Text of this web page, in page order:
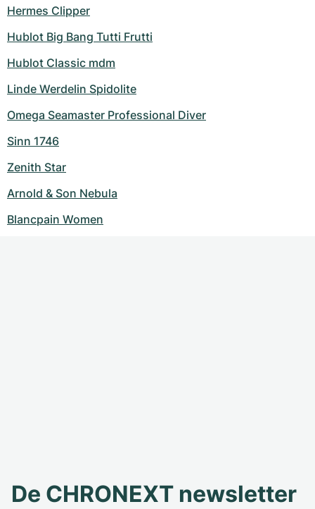
Hermes Clipper
Hublot Big Bang Tutti Frutti
Hublot Classic mdm
Linde Werdelin Spidolite
Omega Seamaster Professional Diver
Sinn 1746
Zenith Star
Arnold & Son Nebula
Blancpain Women
De CHRONEXT newsletter